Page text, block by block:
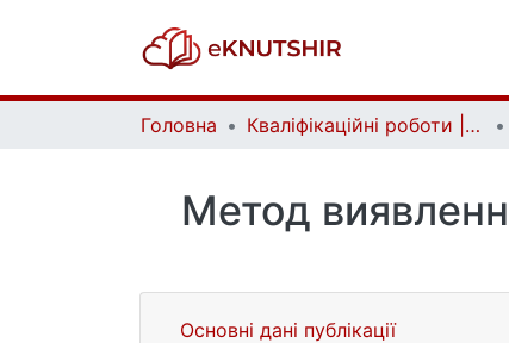
Головна Кваліфікаційні роботи | Qualifying works
Метод
Основні дані публікації